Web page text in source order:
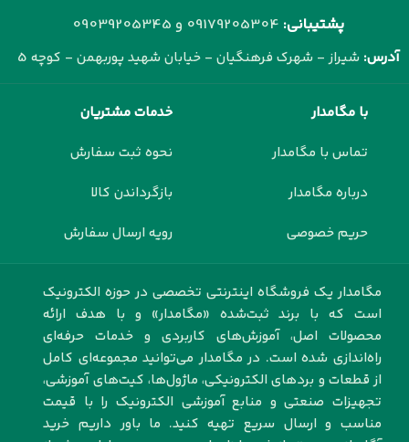
پشتیبانی: 09179205304 و 09039205345
آدرس: شیراز - شهرک فرهنگیان - خیابان شهید پوربهمن - کوچه 5
با مگامدار
تماس با مگامدار
درباره مگامدار
حریم خصوصی
خدمات مشتریان
نحوه ثبت سفارش
بازگرداندن کالا
رویه ارسال سفارش
مگامدار یک فروشگاه اینترنتی تخصصی در حوزه الکترونیک
است که با برند ثبت‌شده «مگامدار» و با هدف ارائه
محصولات اصل، آموزش‌های کاربردی و خدمات حرفه‌ای
راه‌اندازی شده است. در مگامدار می‌توانید مجموعه‌ای کامل
از قطعات و بردهای الکترونیکی، ماژول‌ها، کیت‌های آموزشی،
تجهیزات صنعتی و منابع آموزشی الکترونیک را با قیمت
مناسب و ارسال سریع تهیه کنید. ما باور داریم خرید